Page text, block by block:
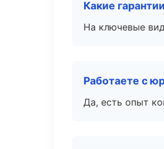
Какие
На ключевые
Работаете с
Да, есть опыт